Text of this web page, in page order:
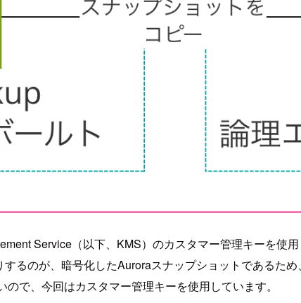
Service（以下、KMS）のカスタマー管理キーを使
るのが、暗号化したAuroraスナップショットであるた
で、今回はカスタマー管理キーを使用しています。